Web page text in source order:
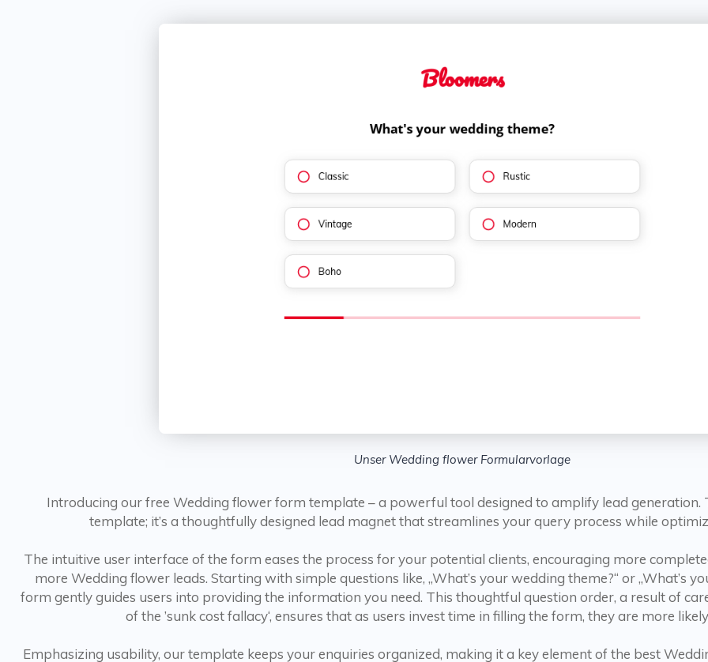
Unser Wedding flower Formularvorlage
Introducing our free Wedding flower form template – a powerful tool designed to amplify lead generation.
template; it’s a thoughtfully designed lead magnet that streamlines your query process while
The intuitive user interface of the form eases the process for your potential clients, encouraging more
more Wedding flower leads. Starting with simple questions like, „What’s your wedding theme?“ or „What’s
form gently guides users into providing the information you need. This thoughtful question order, a result of
of the ’sunk cost fallacy‘, ensures that as users invest time in filling the form, they are more
Emphasizing usability, our template keeps your enquiries organized, making it a key element of the best